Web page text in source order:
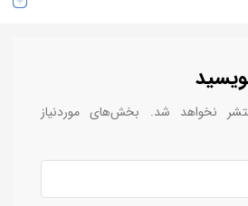
نخواهد شد.
بخش‌های موردنیاز